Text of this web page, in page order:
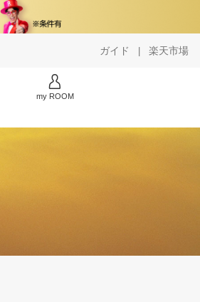
ガイド | 楽天市場
my ROOM